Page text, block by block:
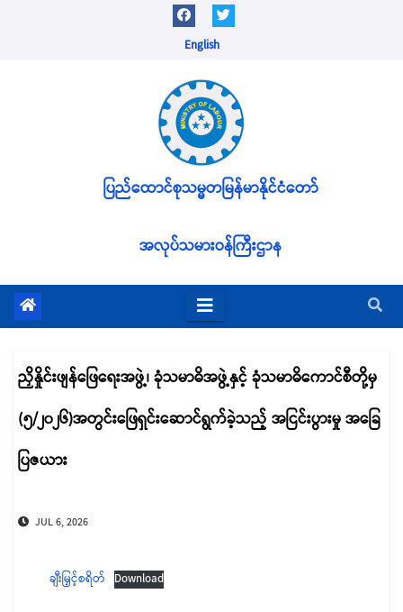
English
အလုပ်သမားဝန်ကြီးဌာန
ပြည်ထောင်စုသမ္မတမြန်မာနိုင်ငံတော်
ညှိနှိုင်းဖျန်ဖြေရေးအဖွဲ့၊ ခုံသမာဓိအဖွဲ့နှင့် ခုံသမာဓိကောင်စီတို့မှ
(၅/၂၀၂၆)အတွင်းဖြေရှင်းဆောင်ရွက်ခဲ့သည့် အငြင်းပွားမှု အခြေ
ပြဇယား
JUL 6, 2026
ချီးမြှင့်စရိတ် Download